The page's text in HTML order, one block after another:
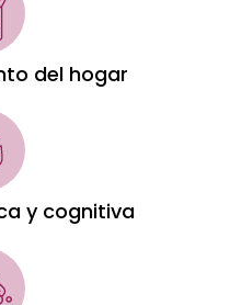
del hogar
y cognitiva